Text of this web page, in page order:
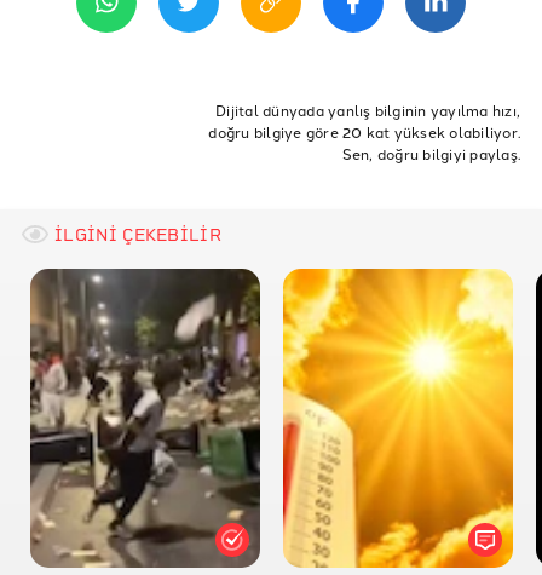
Atlas Obscura, The 1962 Laughter Epidemic of
Tanganyika Was No Joke
Research Gate, The laughter of the 1962 Tanganyika
‘laughter epidemic’
laughter epidemic
gülme krizi salgını
tangayika laughter epidemic fact check
tangayika epidemic
Dijital dünyada yanlış bilginin yayılma hızı,
doğru bilgiye göre 20 kat yüksek olabiliyor.
Sen, doğru bilgiyi paylaş.
İLGİNİ ÇEKEBİLİR